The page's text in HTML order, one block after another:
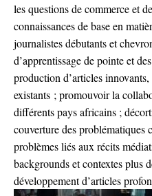
les questions de commerce et
connaissances de base en
journalistes débutants et
d’apprentissage de pointe et
production d’articles
existants ; promouvoir la
différents pays africains ;
couverture des problématiques
problèmes liés aux récits
backgrounds et contextes plus
développement d’articles